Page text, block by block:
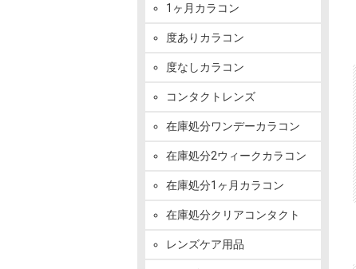
1ヶ月カラコン
度ありカラコン
度なしカラコン
コンタクトレンズ
在庫処分ワンデーカラコン
在庫処分2ウィークカラコン
在庫処分1ヶ月カラコン
在庫処分クリアコンタクト
レンズケア用品